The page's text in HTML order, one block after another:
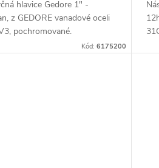
hlavice Gedore 1" -
z GEDORE vanadové oceli
pochromované.
Kód:6175200